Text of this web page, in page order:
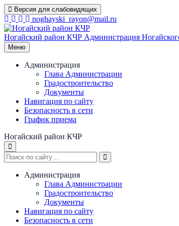
Перейти
к
содержимому
Версия для слабовидящих
noghayski_rayon@mail.ru
Ногайский район КЧР Администрация
Меню
Администрация
Глава Администрации
Градостроительство
Документы
Навигация по сайту
Безопасность в сети
График приема
Ногайский район КЧР
Администрация
Глава Администрации
Градостроительство
Документы
Навигация по сайту
Безопасность в сети